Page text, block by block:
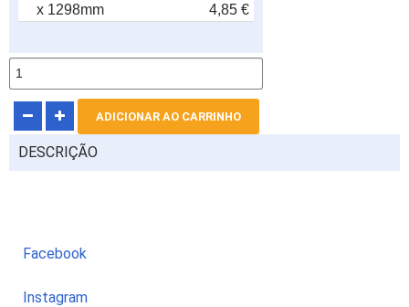
x 1298mm
4,85 €
DESCRIÇÃO
Facebook
Instagram